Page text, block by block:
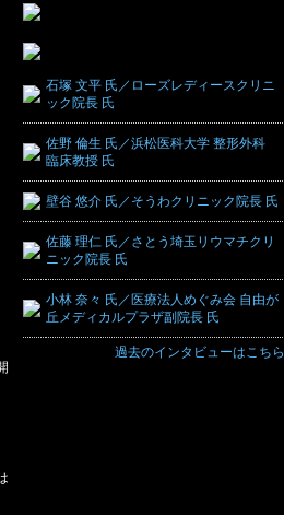
石塚 文平 氏／ローズレディースクリニ
ック院長 氏
佐野 倫生 氏／浜松医科大学 整形外科
臨床教授 氏
壁谷 悠介 氏／そうわクリニック院長 氏
佐藤 理仁 氏／さとう埼玉リウマチクリ
ニック院長 氏
小林 奈々 氏／医療法人めぐみ会 自由が
丘メディカルプラザ副院長 氏
過去のインタビューはこちら